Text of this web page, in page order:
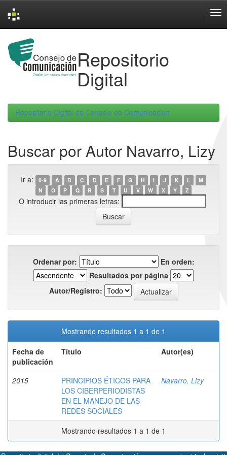
navigation
Repositorio
Digital
Repositorio Digital de Consejo de Comunicacion
Buscar por Autor Navarro, Lizy
Ir a: 0-9 A B C D E F G H I J K L
M
N
O P Q R S T U V W X Y Z
O introducir las primeras letras:
Ordenar por:
En orden:
Resultados por página
Autor/Registro:
Mostrando resultados 1 a 1 de 1
Fecha de
publicación
Título Autor(es)
2015
PRINCIPIOS ÉTICOS PARA
LOS CIBERPERIODISTAS
EN EL MANEJO DE LAS
REDES SOCIALES
Navarro, Lizy
Mostrando resultados 1 a 1 de 1